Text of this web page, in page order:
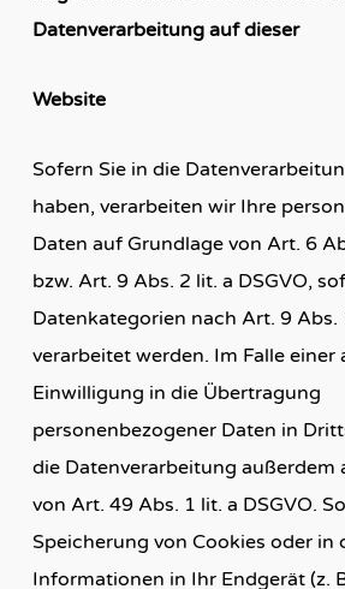
Datenverarbeitung auf dieser
Website
Sofern Sie in die
haben, verarbeiten wir Ihre
Daten auf Grundlage von Art. 6
bzw. Art. 9 Abs. 2 lit. a DSGVO,
Datenkategorien nach Art. 9 Abs.
verarbeitet werden. Im Falle einer
Einwilligung in die Übertragung
personenbezogener Daten in
die Datenverarbeitung außerdem
von Art. 49 Abs. 1 lit. a DSGVO.
Speicherung von Cookies oder in
Informationen in Ihr Endgerät (z.